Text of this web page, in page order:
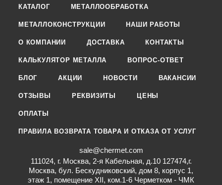
КАТАЛОГ МЕТАЛЛООБРАБОТКА
МЕТАЛЛОКОНСТРУКЦИИ НАШИ РАБОТЫ
О КОМПАНИИ ДОСТАВКА КОНТАКТЫ
КАЛЬКУЛЯТОР МЕТАЛЛА ВОПРОС-ОТВЕТ
БЛОГ АКЦИИ НОВОСТИ ВАКАНСИИ
ОТЗЫВЫ РЕКВИЗИТЫ ЦЕНЫ
ОПЛАТЫ
ПРАВИЛА ВОЗВРАТА ТОВАРА И ОТКАЗА ОТ УСЛУГ
sale@chermet.com
111024, г. Москва, 2-я Кабельная, д.10 127474,г.
Москва, бул. Бескудниковский, дом 8, корпус 1,
этаж 1, помещение XII, ком.1-6 Черметком - ЧМК